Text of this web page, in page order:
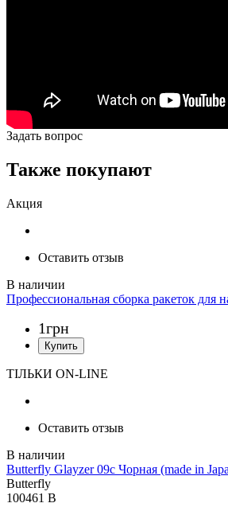
Задать вопрос
Также покупают
Акция
Оставить отзыв
Профессиональная сборка ракеток для
1грн
ТІЛЬКИ ON-LINE
Оставить отзыв
Butterfly Glayzer 09c Чорная (made in
Butterfly
100461 B